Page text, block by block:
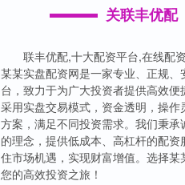
关联丰优配
联丰优配,十大配资平台,在线配
某某实盘配资网是一家专业、正规、
台，致力于为广大投资者提供高效便
采用实盘交易模式，资金透明，操作
方案，满足不同投资需求。我们秉承
的理念，提供低成本、高杠杆的配资
住市场机遇，实现财富增值。选择某
您的高效投资之旅！